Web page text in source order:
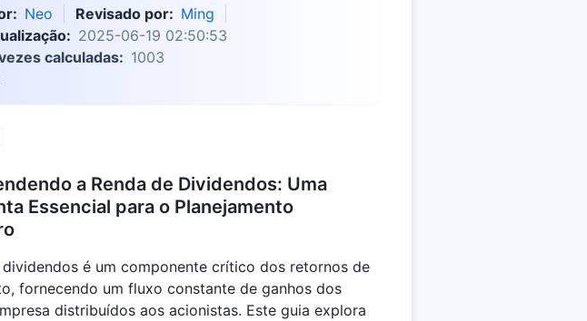
Neo Revisado por: Ming
2025-06-19 02:50:53
calculadas: 1003
a Renda de Dividendos: Uma
Essencial para o Planejamento
dividendos é um componente crítico dos retornos de
fornecendo um fluxo constante de ganhos dos
distribuídos aos acionistas. Este guia explora